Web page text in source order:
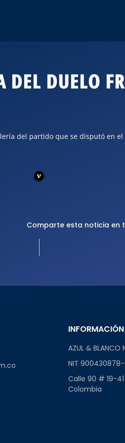
DUELO
del partido que se disputó en
Comparte esta noticia en
AZUL & BLANCO
NIT
Calle 90 # 19-
Colombia